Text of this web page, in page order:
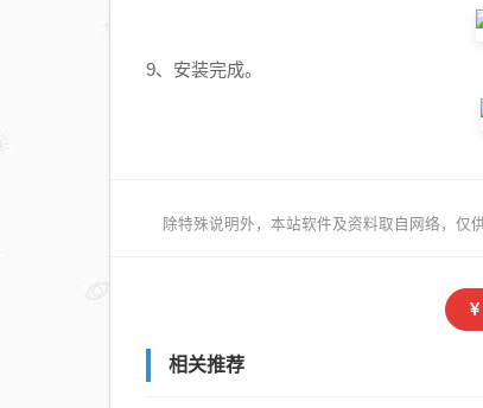
9、安装完成。
除特殊说明外，本站软件及资料取自网络，仅
相关推荐